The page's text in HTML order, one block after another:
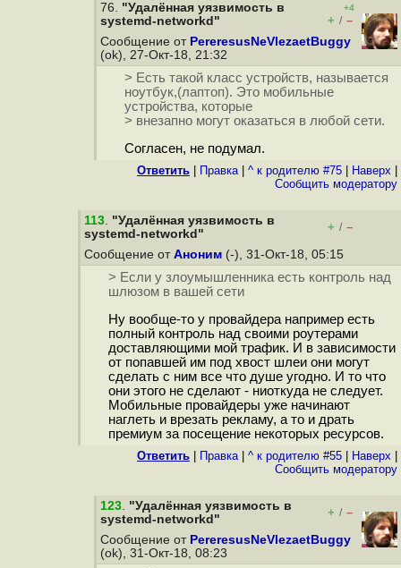
76. "Удалённая уязвимость в
systemd-networkd"
+4
+ / –
Сообщение от PereresusNeVlezaetBuggy
(ok), 27-Окт-18, 21:32
> Есть такой класс устройств, называется
ноутбук,(лаптоп). Это мобильные
устройства, которые
> внезапно могут оказаться в любой сети.
Согласен, не подумал.
Ответить Правка| ^ к родителю #75 Наверх
Cообщить модератору
113. "Удалённая уязвимость в
systemd-networkd"
+ / –
Сообщение от Аноним (-), 31-Окт-18, 05:15
> Если у злоумышленника есть контроль над
шлюзом в вашей сети
Ну вообще-то у провайдера например есть
полный контроль над своими роутерами
доставляющими мой трафик. И в зависимости
от попавшей им под хвост шлеи они могут
сделать с ним все что душе угодно. И то что
они этого не сделают - ниоткуда не следует.
Мобильные провайдеры уже начинают
наглеть и врезать рекламу, а то и драть
премиум за посещение некоторых ресурсов.
Ответить Правка| ^ к родителю #55 Наверх
Cообщить модератору
123. "Удалённая уязвимость в
systemd-networkd"
+ / –
Сообщение от PereresusNeVlezaetBuggy
(ok), 31-Окт-18, 08:23